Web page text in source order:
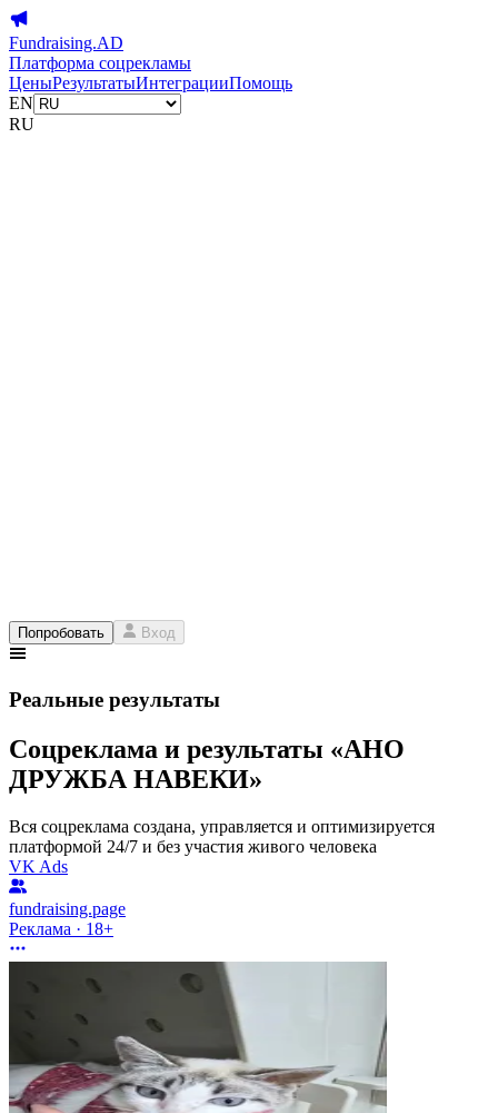
Fundraising.AD
Платформа соцрекламы
ЦеныРезультатыИнтеграцииПомощь
EN
RU
Попробовать Вход
Реальные результаты
Соцреклама и результаты «АНО
ДРУЖБА НАВЕКИ»
Вся соцреклама создана, управляется и оптимизируется
платформой 24/7 и без участия живого человека
VK Ads
fundraising.page
Реклама · 18+